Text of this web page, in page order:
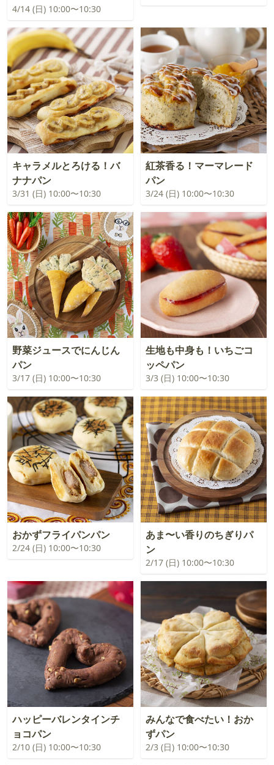
4/14 (日) 10:00〜10:30
キャラメルとろける！バ
ナナパン
3/31 (日) 10:00〜10:30
紅茶香る！マーマレード
パン
3/24 (日) 10:00〜10:30
野菜ジュースでにんじん
パン
3/17 (日) 10:00〜10:30
生地も中身も！いちごコ
ッペパン
3/3 (日) 10:00〜10:30
おかずフライパンパン
2/24 (日) 10:00〜10:30
あま〜い香りのちぎりパ
ン
2/17 (日) 10:00〜10:30
ハッピーバレンタインチ
ョコパン
2/10 (日) 10:00〜10:30
みんなで食べたい！おか
ずパン
2/3 (日) 10:00〜10:30